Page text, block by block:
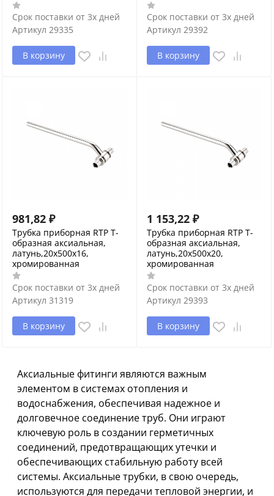
Срок поставки от 3х дней
Артикул 29335
В корзину
Срок поставки от 3х дней
Артикул 29392
В корзину
981,82 ₽
Трубка приборная RTP Т-
образная аксиальная,
латунь,20х500х16,
хромированная
Срок поставки от 3х дней
Артикул 31319
В корзину
1 153,22 ₽
Трубка приборная RTP Т-
образная аксиальная,
латунь,20х500х20,
хромированная
Срок поставки от 3х дней
Артикул 29393
В корзину
Аксиальные фитинги являются важным
элементом в системах отопления и
водоснабжения, обеспечивая надежное и
долговечное соединение труб. Они играют
ключевую роль в создании герметичных
соединений, предотвращающих утечки и
обеспечивающих стабильную работу всей
системы. Аксиальные трубки, в свою очередь,
используются для передачи тепловой энергии, и